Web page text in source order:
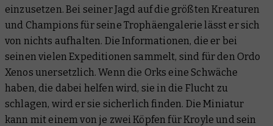
einzusetzen. Bei seiner Jagd auf die größten Kreaturen
und Champions für seine Trophäengalerie lässt er sich
von nichts aufhalten. Die Informationen, die er bei
seinen vielen Expeditionen sammelt, sind für den Ordo
Xenos unersetzlich. Wenn die Orks eine Schwäche
haben, die dabei helfen wird, sie in die Flucht zu
schlagen, wird er sie sicherlich finden. Die Miniatur
kann mit einem von je zwei Köpfen für Kroyle und sein